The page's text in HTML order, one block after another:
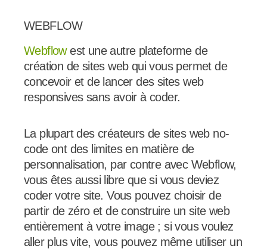
WEBFLOW
Webflowest une autre plateforme de
création de sites web qui vous permet de
concevoir et de lancer des sites web
responsives sans avoir à coder.
La plupart des créateurs de sites web no-
code ont des limites en matière de
personnalisation, par contre avec Webflow,
vous êtes aussi libre que si vous deviez
coder votre site. Vous pouvez choisir de
partir de zéro et de construire un site web
entièrement à votre image ; si vous voulez
aller plus vite, vous pouvez même utiliser un